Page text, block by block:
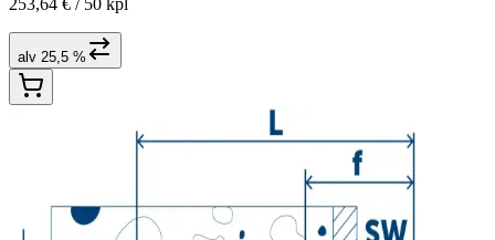
253,64 € / 50 kpl
alv 25,5 %